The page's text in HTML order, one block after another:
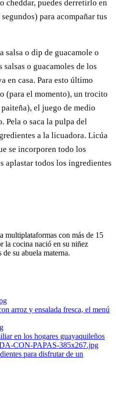
cheddar, puedes derretirlo en
para acompañar tus
salsa o dip de guacamole o
salsas o guacamoles de los
en casa. Para esto último
(para el momento), un trocito
el juego de medio
Pela o saca la pulpa del
a la licuadora. Licúa
se incorporen todo los
aplastar todos los ingredientes
multiplataformas con más de 15
la cocina nació en su niñez
su abuela materna.
arroz y ensalada fresca, el menú
en los hogares guayaquileños
para disfrutar de un